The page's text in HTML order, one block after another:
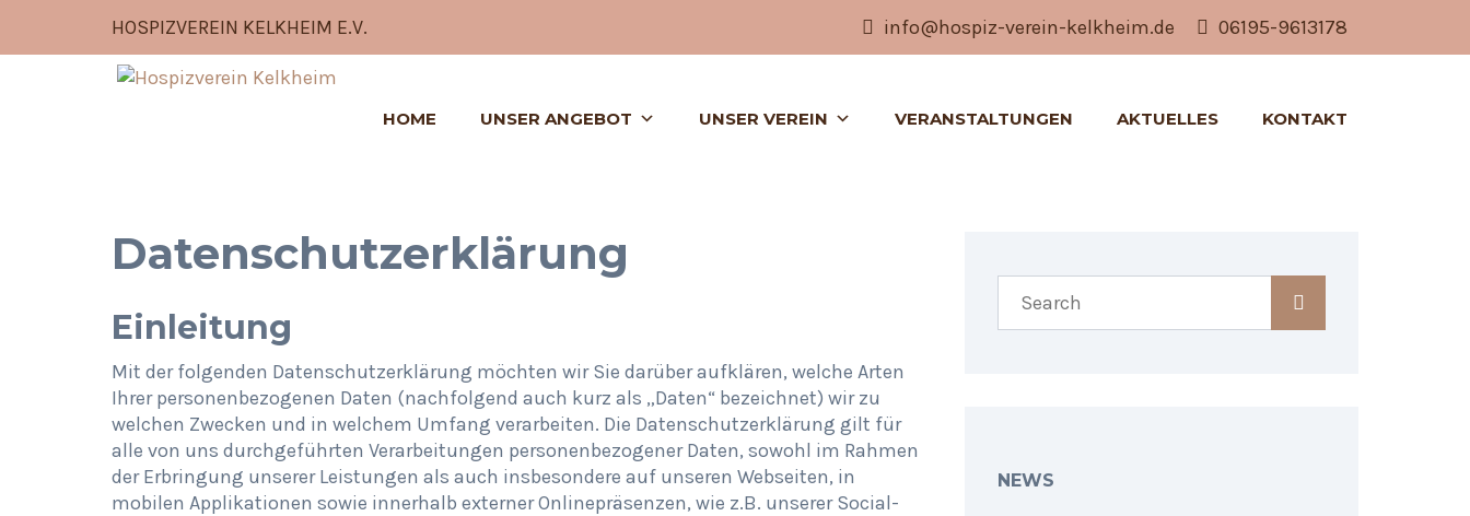
HOSPIZVEREIN KELKHEIM E.V. info@hospiz-verein-kelkheim.de 06195-9613178
HOME UNSER ANGEBOT UNSER VEREIN VERANSTALTUNGEN AKTUELLES KONTAKT
Datenschutzerklärung
Einleitung
Mit der folgenden Datenschutzerklärung möchten wir Sie darüber aufklären, welche Arten
Ihrer personenbezogenen Daten (nachfolgend auch kurz als „Daten“ bezeichnet) wir zu
welchen Zwecken und in welchem Umfang verarbeiten. Die Datenschutzerklärung gilt für
alle von uns durchgeführten Verarbeitungen personenbezogener Daten, sowohl im Rahmen
der Erbringung unserer Leistungen als auch insbesondere auf unseren Webseiten, in
mobilen Applikationen sowie innerhalb externer Onlinepräsenzen, wie z.B. unserer Social-
NEWS